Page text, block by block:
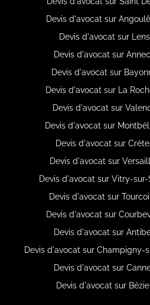
Devis d'avocat sur
Devis d'avocat sur
Devis d'avocat sur
Devis d'avocat sur
Devis d'avocat sur La
Devis d'avocat sur
Devis d'avocat sur
Devis d'avocat sur
Devis d'avocat sur
Devis d'avocat sur Vitry-
Devis d'avocat sur
Devis d'avocat sur
Devis d'avocat sur
Devis d'avocat sur Champigny-
Devis d'avocat sur
Devis d'avocat sur